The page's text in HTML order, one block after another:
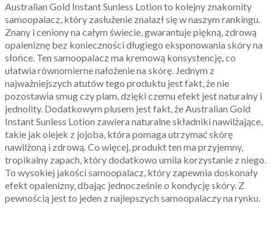
Australian Gold Instant Sunless Lotion to kolejny znakomity
samoopalacz, który zasłużenie znalazł się w naszym rankingu.
Znany i ceniony na całym świecie, gwarantuje piękną, zdrową
opaleniznę bez konieczności długiego eksponowania skóry na
słońce. Ten samoopalacz ma kremową konsystencję, co
ułatwia równomierne nałożenie na skórę. Jednym z
najważniejszych atutów tego produktu jest fakt, że nie
pozostawia smug czy plam, dzięki czemu efekt jest naturalny i
jednolity. Dodatkowym plusem jest fakt, że Australian Gold
Instant Sunless Lotion zawiera naturalne składniki nawilżające,
takie jak olejek z jojoba, która pomaga utrzymać skórę
nawilżoną i zdrową. Co więcej, produkt ten ma przyjemny,
tropikalny zapach, który dodatkowo umila korzystanie z niego.
To wysokiej jakości samoopalacz, który zapewnia doskonały
efekt opalenizny, dbając jednocześnie o kondycję skóry. Z
pewnością jest to jeden z najlepszych samoopalaczy na rynku.